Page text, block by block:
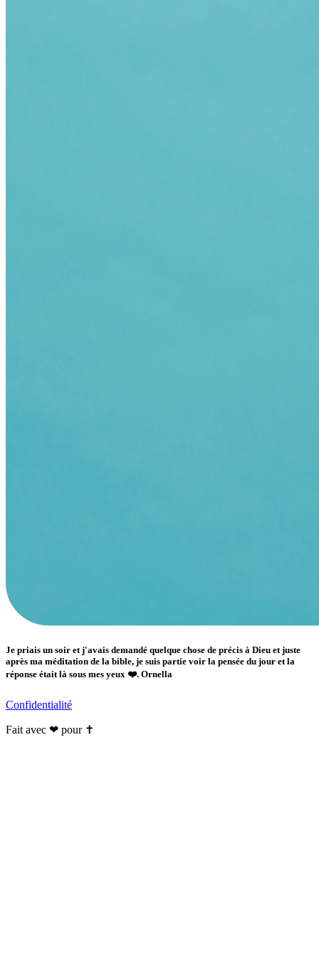
Je priais un soir et j'avais demandé quelque chose de précis à Dieu et juste
après ma méditation de la bible, je suis partie voir la pensée du jour et la
réponse était là sous mes yeux ❤️. Ornella
Confidentialité
Fait avec ❤ pour ✝️️